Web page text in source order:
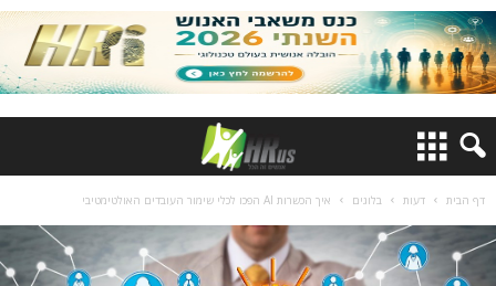
דף הבית דעות בלוגים איך הכשרות AI הפכו לכלי שימור העובדים האולטימטיבי